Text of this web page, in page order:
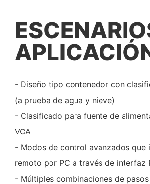
- Diseño tipo contenedor con
(a prueba de agua y nieve)
- Clasificado para fuente de
VCA
- Modos de control avanzados que
remoto por PC a través de interfaz
- Múltiples combinaciones de